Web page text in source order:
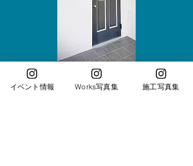
イベント情報 Works写真集 施工写真集